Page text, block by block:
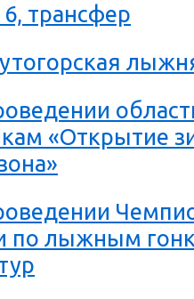
трансфер
«Открытие
по лыжным